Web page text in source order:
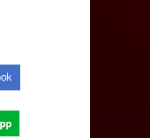
DO
reúne cerca
apoio à pré-